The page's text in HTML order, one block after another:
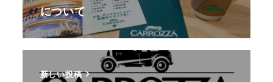
について
新しい投稿